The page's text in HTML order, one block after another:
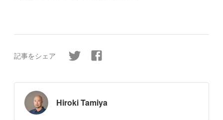
記事をシェア
Hiroki Tamiya